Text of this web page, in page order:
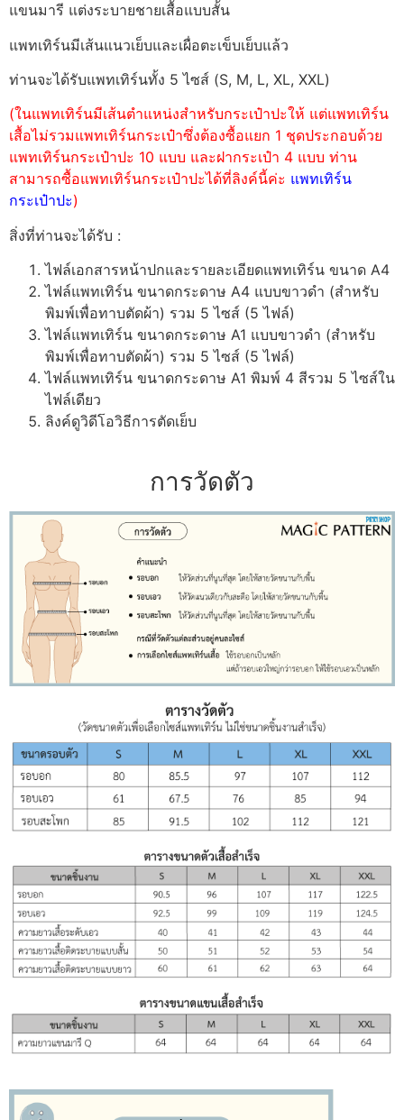
แขนมารี แต่งระบายชายเสื้อแบบสั้น
แพทเทิร์นมีเส้นแนวเย็บและเผื่อตะเข็บเย็บแล้ว
ท่านจะได้รับแพทเทิร์นทั้ง 5 ไซส์ (S, M, L, XL, XXL)
(ในแพทเทิร์นมีเส้นตำแหน่งสำหรับกระเป๋าปะให้ แต่แพทเทิร์น
เสื้อไม่รวมแพทเทิร์นกระเป๋าซึ่งต้องซื้อแยก 1 ชุดประกอบด้วย
แพทเทิร์นกระเป๋าปะ 10 แบบ และฝากระเป๋า 4 แบบ ท่าน
สามารถซื้อแพทเทิร์นกระเป๋าปะได้ที่ลิงค์นี้ค่ะ แพทเทิร์น
กระเป๋าปะ)
สิ่งที่ท่านจะได้รับ :
ไฟล์เอกสารหน้าปกและรายละเอียดแพทเทิร์น ขนาด A4
ไฟล์แพทเทิร์น ขนาดกระดาษ A4 แบบขาวดำ (สำหรับ
พิมพ์เพื่อทาบตัดผ้า) รวม 5 ไซส์ (5 ไฟล์)
ไฟล์แพทเทิร์น ขนาดกระดาษ A1 แบบขาวดำ (สำหรับ
พิมพ์เพื่อทาบตัดผ้า) รวม 5 ไซส์ (5 ไฟล์)
ไฟล์แพทเทิร์น ขนาดกระดาษ A1 พิมพ์ 4 สีรวม 5 ไซส์ใน
ไฟล์เดียว
ลิงค์ดูวิดีโอวิธีการตัดเย็บ
การวัดตัว